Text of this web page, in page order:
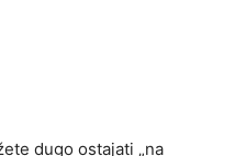
dugo ostajati „na